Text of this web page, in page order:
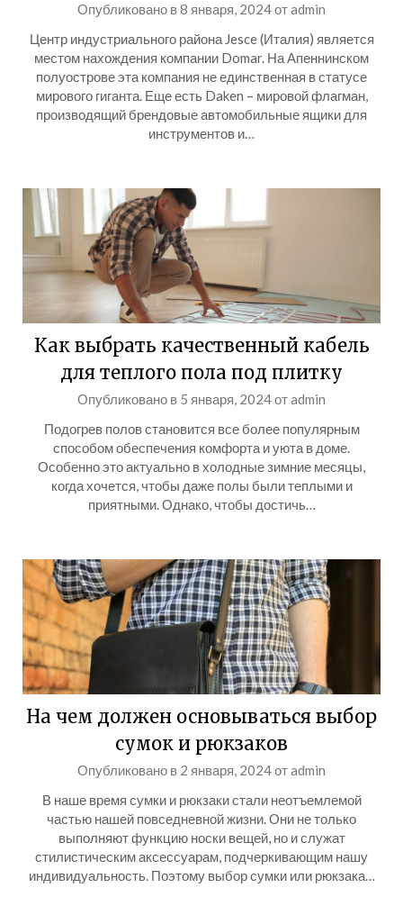
Опубликовано в8 января, 2024отadmin
Центр индустриального района Jesce (Италия) является
местом нахождения компании Domar. На Апеннинском
полуострове эта компания не единственная в статусе
мирового гиганта. Еще есть Daken – мировой флагман,
производящий брендовые автомобильные ящики для
инструментов и…
Как выбрать качественный кабель
для теплого пола под плитку
Опубликовано в 5 января, 2024отadmin
Подогрев полов становится все более популярным
способом обеспечения комфорта и уюта в доме.
Особенно это актуально в холодные зимние месяцы,
когда хочется, чтобы даже полы были теплыми и
приятными. Однако, чтобы достичь…
На чем должен основываться выбор
сумок и рюкзаков
Опубликовано в 2 января, 2024отadmin
В наше время сумки и рюкзаки стали неотъемлемой
частью нашей повседневной жизни. Они не только
выполняют функцию носки вещей, но и служат
стилистическим аксессуарам, подчеркивающим нашу
индивидуальность. Поэтому выбор сумки или рюкзака…